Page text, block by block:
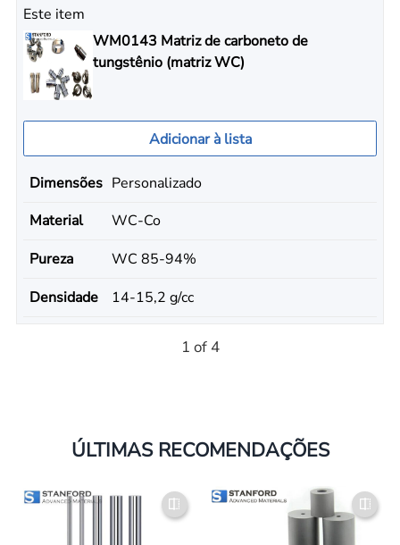
Este item
WM0143 Matriz de carboneto de
tungstênio (matriz WC)
Adicionar à lista
Dimensões Personalizado
Material
WC-Co
Pureza
WC 85-94%
Densidade
14-15,2 g/cc
1 of 4
ÚLTIMAS RECOMENDAÇÕES